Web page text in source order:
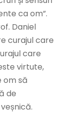
ca om”.
Daniel
curajul care
care
virtute,
om să
de